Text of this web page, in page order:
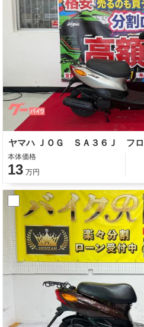
ヤマハ ＪＯＧ ＳＡ３６Ｊ フ
本体価格
13 万円